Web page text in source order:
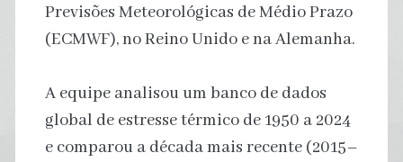
Previsões Meteorológicas de Médio Prazo
(ECMWF), no Reino Unido e na Alemanha.
A equipe analisou um banco de dados
global de estresse térmico de 1950 a 2024
e comparou a década mais recente (2015–